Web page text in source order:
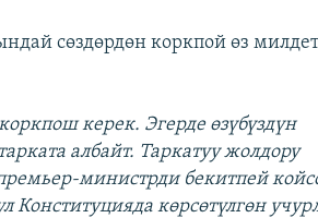
сөздөрдөн коркпой өз
керек. Эгерде өзүбүздүн
албайт. Таркатуу жолдору
министрди бекитпей
көрсөтүлгөн